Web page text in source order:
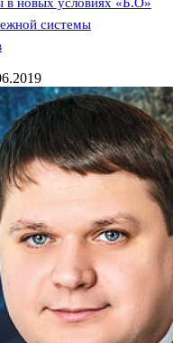
системы